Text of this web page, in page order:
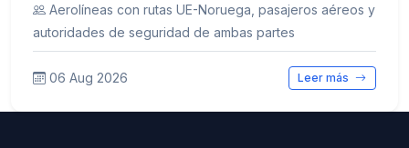
Aerolíneas con rutas UE-Noruega, pasajeros aéreos y
autoridades de seguridad de ambas partes
06 Aug 2026 Leer más